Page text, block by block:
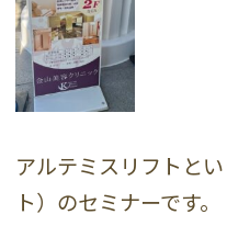
アルテミスリフトと
ト）のセミナーです。